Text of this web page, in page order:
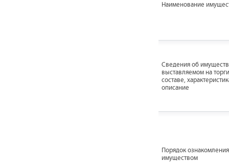
Наименование
Cведения об
выставляемом на
составе,
описание
Порядок
имуществом